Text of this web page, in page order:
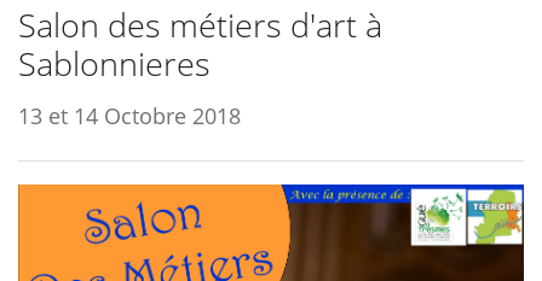
Enquêtes
Contact
Boutique
Salon des métiers d'art à
Sablonnieres
13 et 14 Octobre 2018